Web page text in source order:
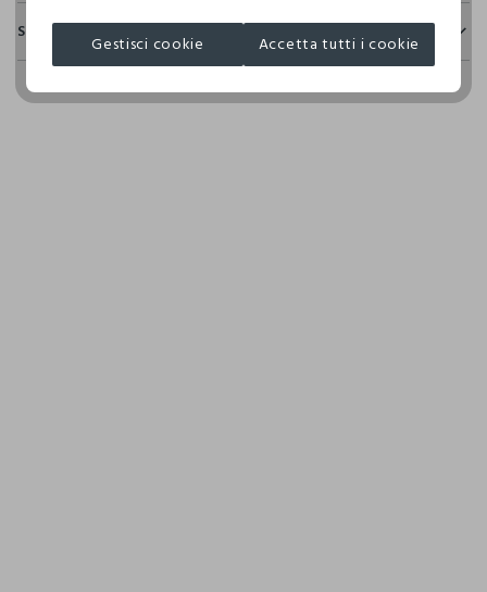
Il 100% dei nostri articoli viene sottoposto a test chimico-
fisici, per verificarne il rispetto dei limiti che abbiamo
restrittivi rispetto a quelli previsti dalla normativa
Spedizione e resi
Hai fino a 30 giorni dalla consegna del tuo ordine online per
cambiare idea e restituire i prodotti che hai acquistato.
Gestisci cookie Accetta tutti i cookie